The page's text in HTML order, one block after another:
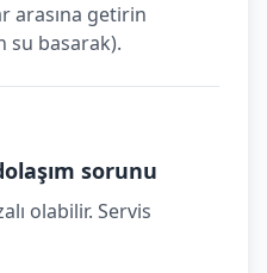
arasına getirin
su basarak).
sorunu
olabilir. Servis